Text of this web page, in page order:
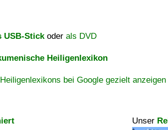
USB-Stickoder als DVD
Heiligenlexikon
bei Google gezielt anzeigen
Unser